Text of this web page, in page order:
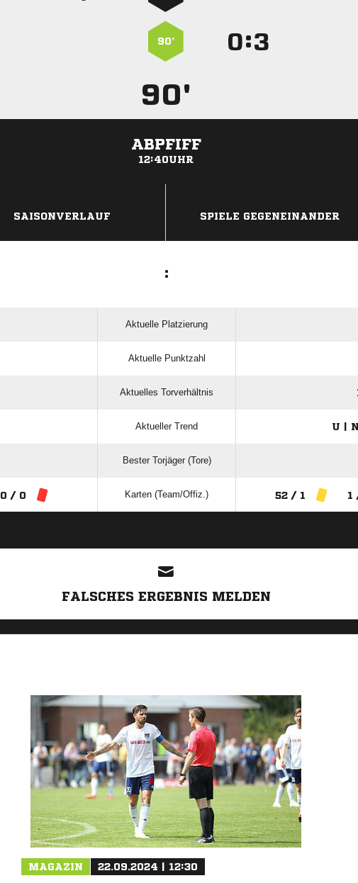
90’ :
90'
ABPFIFF
12:40UHR
SAISONVERLAUF SPIELE GEGENEINANDER
:
Aktuelle Platzierung
Aktuelle Punktzahl
Aktuelles Torverhältnis
Aktueller Trend U |
Bester Torjäger (Tore)
0 / 0 Karten (Team/Offiz.) 52 / 1 1
FALSCHES ERGEBNIS MELDEN
MAGAZIN 22.09.2024 | 12:30